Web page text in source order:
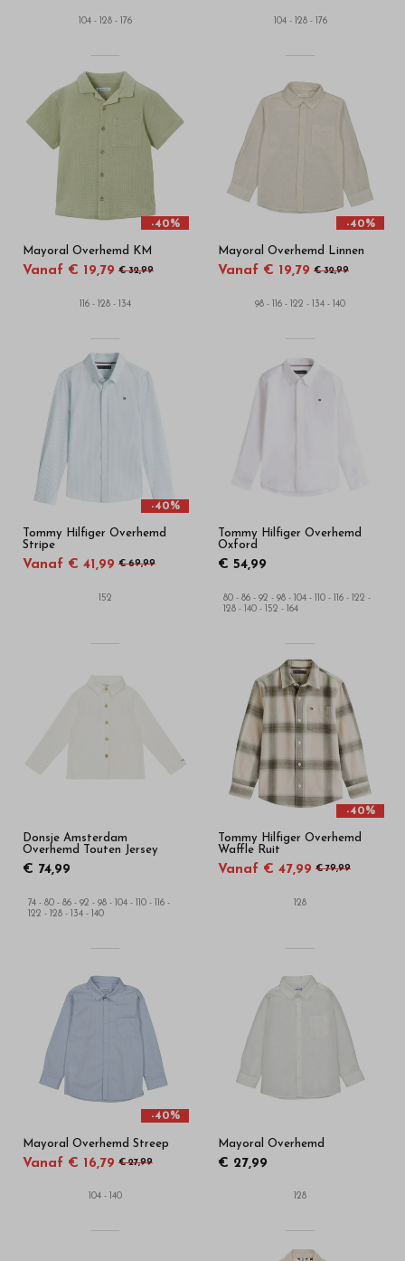
104 - 128 - 176 104 - 128 - 176
-40%
Mayoral Overhemd KM
Vanaf € 19,79 € 32,99
116 - 128 - 134
-40%
Mayoral Overhemd Linnen
Vanaf € 19,79 € 32,99
98 - 116 - 122 - 134 - 140
-40%
Tommy Hilfiger Overhemd
Stripe
Vanaf € 41,99 € 69,99
152
Tommy Hilfiger Overhemd
Oxford
€ 54,99
80 - 86 - 92 - 98 - 104 - 110 - 116 - 122 -
128 - 140 - 152 - 164
Donsje Amsterdam
Overhemd Touten Jersey
€ 74,99
74 - 80 - 86 - 92 - 98 - 104 - 110 - 116 -
122 - 128 - 134 - 140
-40%
Tommy Hilfiger Overhemd
Waffle Ruit
Vanaf € 47,99 € 79,99
128
-40%
Mayoral Overhemd Streep
Vanaf € 16,79 € 27,99
104 - 140
Mayoral Overhemd
€ 27,99
128